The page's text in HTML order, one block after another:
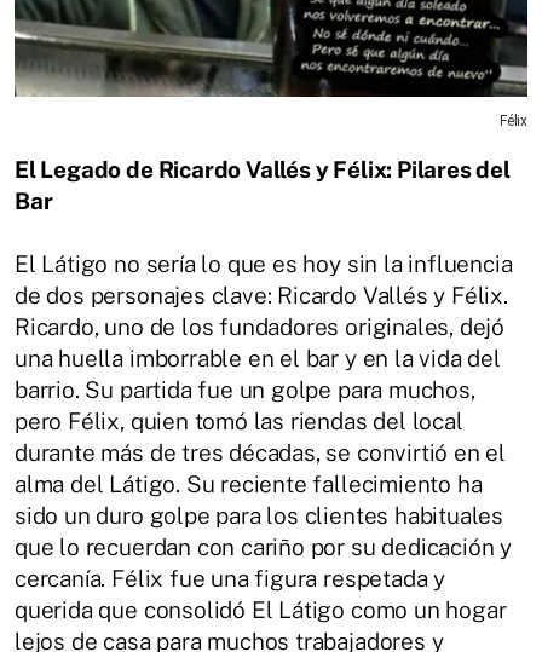
Félix
El Legado de Ricardo Vallés y Félix: Pilares del
Bar
El Látigo no sería lo que es hoy sin la influencia
de dos personajes clave: Ricardo Vallés y Félix.
Ricardo, uno de los fundadores originales, dejó
una huella imborrable en el bar y en la vida del
barrio. Su partida fue un golpe para muchos,
pero Félix, quien tomó las riendas del local
durante más de tres décadas, se convirtió en el
alma del Látigo. Su reciente fallecimiento ha
sido un duro golpe para los clientes habituales
que lo recuerdan con cariño por su dedicación y
cercanía. Félix fue una figura respetada y
querida que consolidó El Látigo como un hogar
lejos de casa para muchos trabajadores y